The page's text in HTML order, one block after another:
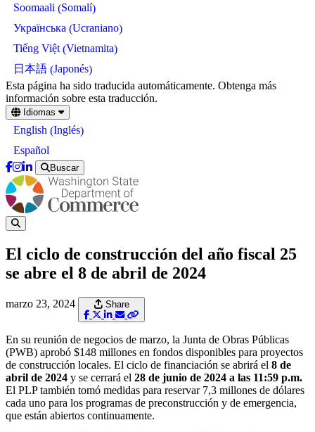
Soomaali (Somalí)
Українська (Ucraniano)
Tiếng Việt(Vietnamita)
日本語 (Japonés)
Skip
to
main
content
Esta página ha sido traducida automáticamente. Obtenga más
información sobre esta traducción.
Idiomas
English (Inglés)
Español
Buscar
El ciclo de construcción del año fiscal 25
se abre el 8 de abril de 2024
marzo 23, 2024 Share
En su reunión de negocios de marzo, la Junta de Obras Públicas
(PWB) aprobó $148 millones en fondos disponibles para proyectos
de construcción locales. El ciclo de financiación se abrirá el 8 de
abril de 2024 y se cerrará el 28 de junio de 2024 a las 11:59 p.m.
El PLP también tomó medidas para reservar 7,3 millones de dólares
cada uno para los programas de preconstrucción y de emergencia,
que están abiertos continuamente.